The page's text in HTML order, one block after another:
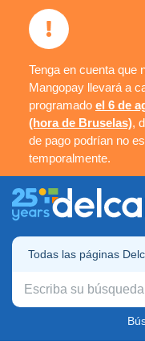
Tenga en cuenta que
Mangopay llevará a
programado el 6 de
(hora de Bruselas),
de pago podrían no
temporalmente.
Todas las páginas